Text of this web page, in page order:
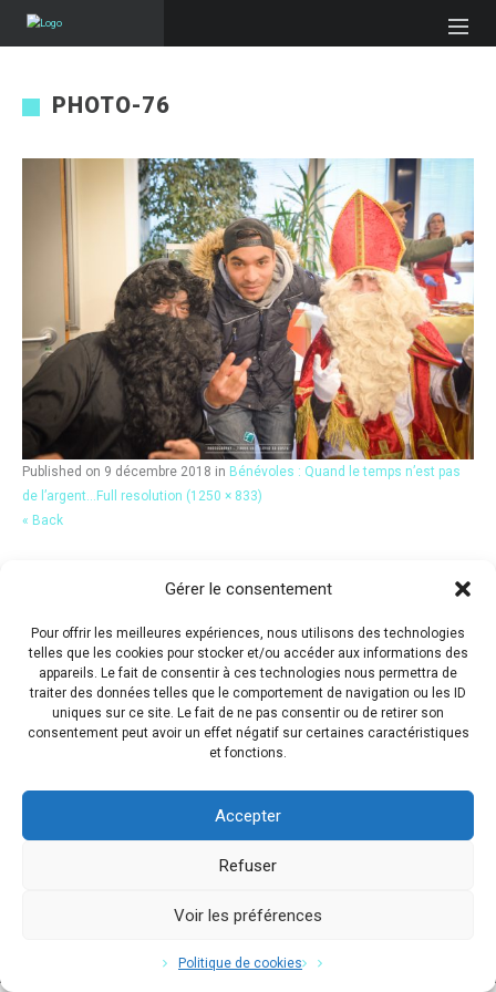
Gérer le consentement
Pour offrir les meilleures expériences, nous utilisons des technologies
telles que les cookies pour stocker et/ou accéder aux informations des
appareils. Le fait de consentir à ces technologies nous permettra de
traiter des données telles que le comportement de navigation ou les ID
uniques sur ce site. Le fait de ne pas consentir ou de retirer son
consentement peut avoir un effet négatif sur certaines caractéristiques
et fonctions.
Accepter
Refuser
Voir les préférences
Politique de cookies
PHOTO-76
Published on 9 décembre 2018 in Bénévoles : Quand le temps n’est pas
de l’argent… Full resolution (1250 × 833)
« Back
Copyright © 2017 Flavio Da Costa. All Rights Reserved.